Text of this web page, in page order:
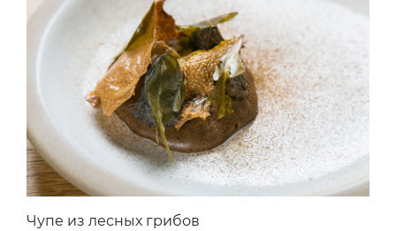
Чупе из лесных грибов